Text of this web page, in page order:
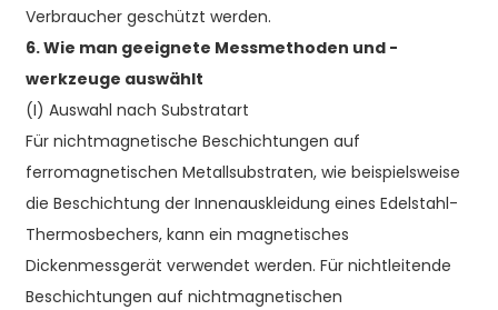
Verbraucher geschützt werden.
6. Wie man geeignete Messmethoden und -
werkzeuge auswählt
(I) Auswahl nach Substratart
Für nichtmagnetische Beschichtungen auf
ferromagnetischen Metallsubstraten, wie beispielsweise
die Beschichtung der Innenauskleidung eines Edelstahl-
Thermosbechers, kann ein magnetisches
Dickenmessgerät verwendet werden. Für nichtleitende
Beschichtungen auf nichtmagnetischen